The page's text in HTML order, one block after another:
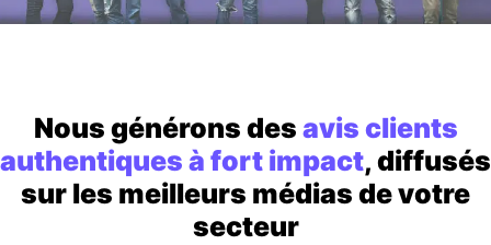
Nous générons des avis clients
authentiques à fort impact, diffusés
sur les meilleurs médias de votre
secteur